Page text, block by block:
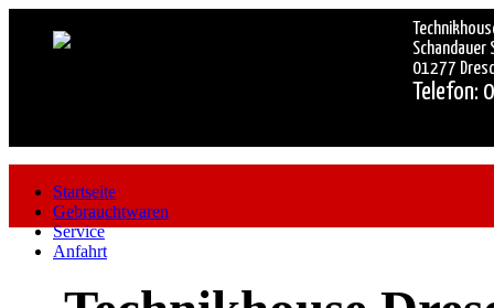
01277
Telefon:
Startseite
Gebrauchtwaren
Service
Anfahrt